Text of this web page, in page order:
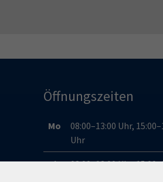
Öffnungszeiten
Mo
08:00–13:00 Uhr,
Uhr
Di
08:00–13:00 Uhr,